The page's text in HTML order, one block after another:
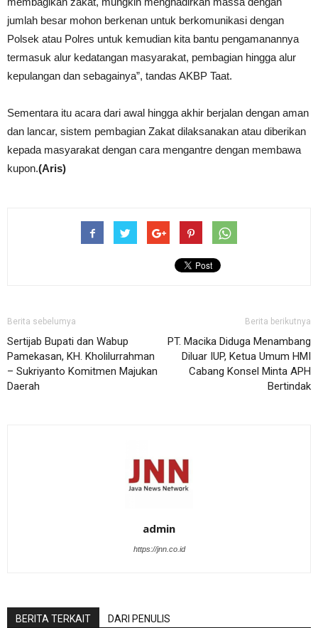
jumlah besar mohon berkenan untuk berkomunikasi dengan
Polsek atau Polres untuk kemudian kita bantu pengamanannya
termasuk alur kedatangan masyarakat, pembagian hingga alur
kepulangan dan sebagainya”, tandas AKBP Taat.
Sementara itu acara dari awal hingga akhir berjalan dengan aman
dan lancar, sistem pembagian Zakat dilaksanakan atau diberikan
kepada masyarakat dengan cara mengantre dengan membawa
kupon.(Aris)
Berita sebelumya
Sertijab Bupati dan Wabup
Pamekasan, KH. Kholilurrahman
– Sukriyanto Komitmen Majukan
Daerah
Berita berikutnya
PT. Macika Diduga Menambang
Diluar IUP, Ketua Umum HMI
Cabang Konsel Minta APH
Bertindak
admin
https://jnn.co.id
BERITA TERKAIT DARI PENULIS